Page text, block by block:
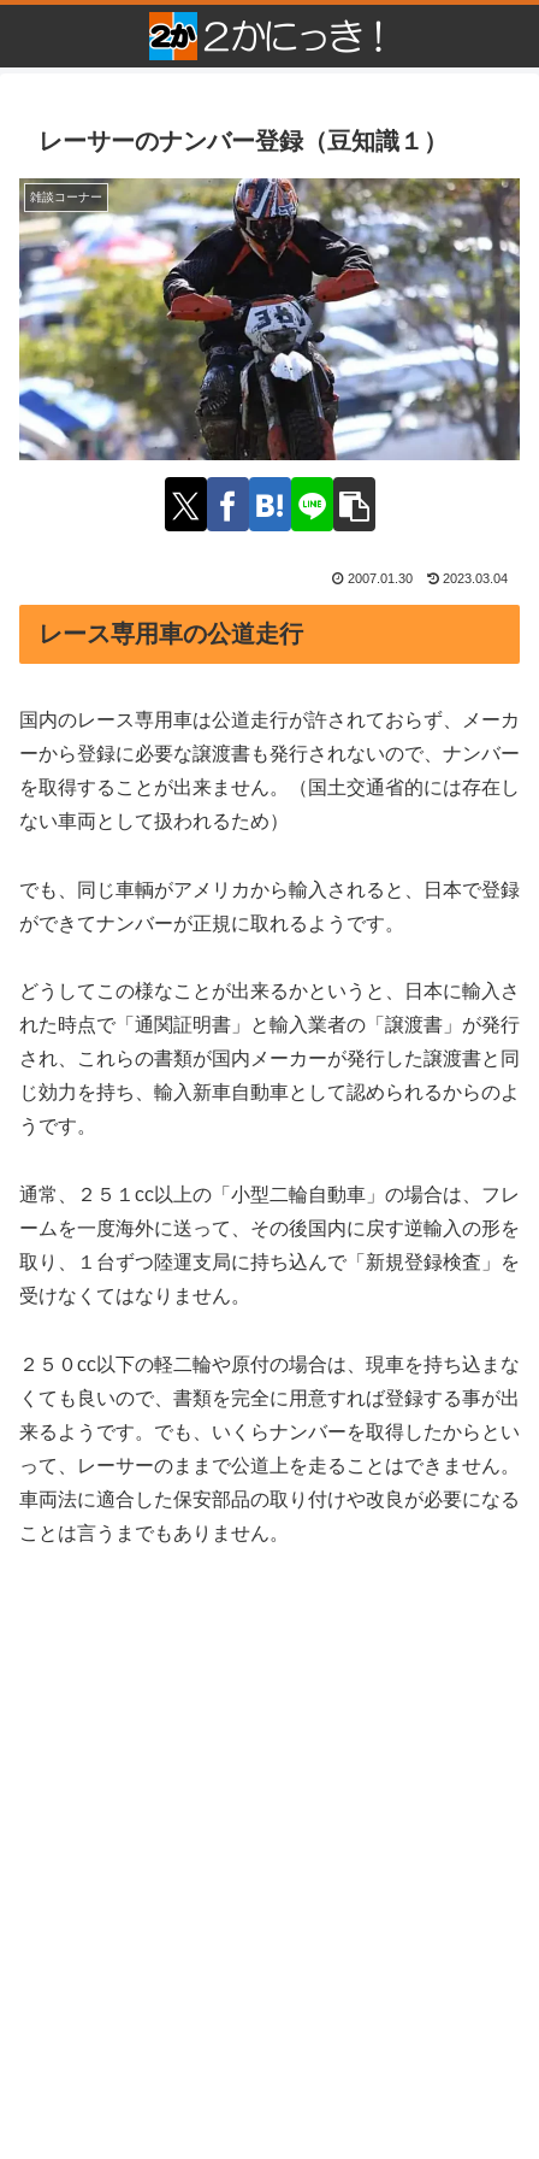
レーサーのナンバー登録（豆知識１）
雑談コーナー
2007.01.30 2023.03.04
レース専用車の公道走行
国内のレース専用車は公道走行が許されておらず、メーカ
ーから登録に必要な譲渡書も発行されないので、ナンバー
を取得することが出来ません。（国土交通省的には存在し
ない車両として扱われるため）
でも、同じ車輌がアメリカから輸入されると、日本で登録
ができてナンバーが正規に取れるようです。
どうしてこの様なことが出来るかというと、日本に輸入さ
れた時点で「通関証明書」と輸入業者の「譲渡書」が発行
され、これらの書類が国内メーカーが発行した譲渡書と同
じ効力を持ち、輸入新車自動車として認められるからのよ
うです。
通常、２５１cc以上の「小型二輪自動車」の場合は、フレ
ームを一度海外に送って、その後国内に戻す逆輸入の形を
取り、１台ずつ陸運支局に持ち込んで「新規登録検査」を
受けなくてはなりません。
２５０cc以下の軽二輪や原付の場合は、現車を持ち込まな
くても良いので、書類を完全に用意すれば登録する事が出
来るようです。でも、いくらナンバーを取得したからとい
って、レーサーのままで公道上を走ることはできません。
車両法に適合した保安部品の取り付けや改良が必要になる
ことは言うまでもありません。